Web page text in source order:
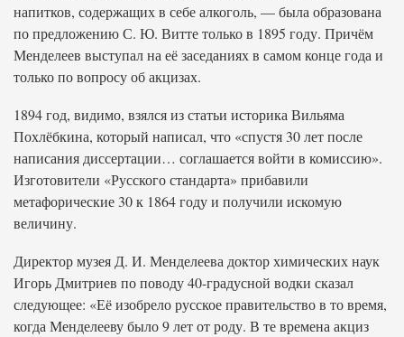
напитков, содержащих в себе алкоголь, — была образована
по предложению С. Ю. Витте только в 1895 году. Причём
Менделеев выступал на её заседаниях в самом конце года и
только по вопросу об акцизах.
1894 год, видимо, взялся из статьи историка Вильяма
Похлёбкина, который написал, что «спустя 30 лет после
написания диссертации… соглашается войти в комиссию».
Изготовители «Русского стандарта» прибавили
метафорические 30 к 1864 году и получили искомую
величину.
Директор музея Д. И. Менделеева доктор химических наук
Игорь Дмитриев по поводу 40-градусной водки сказал
следующее: «Её изобрело русское правительство в то время,
когда Менделееву было 9 лет от роду. В те времена акциз